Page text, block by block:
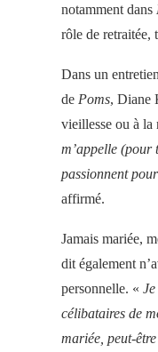
notamment dans
rôle de retraitée,
Dans un
de Poms, Diane
vieillesse ou à la
m’appelle (pour
passionnent
affirmé.
Jamais mariée,
dit également
personnelle. «
célibataires de
mariée, peut-